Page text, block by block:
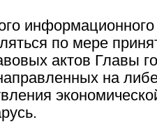
информационного
по мере
актов Главы
на